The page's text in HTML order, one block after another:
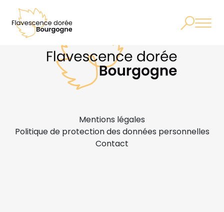
Mentions légales
Politique de protection des données personnelles
Contact